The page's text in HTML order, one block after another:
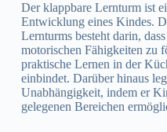
Der klappbare Lernturm ist
Entwicklung eines Kindes.
Lernturms besteht darin,
motorischen Fähigkeiten zu
praktische Lernen in der
einbindet. Darüber hinaus
Unabhängigkeit, indem er
gelegenen Bereichen